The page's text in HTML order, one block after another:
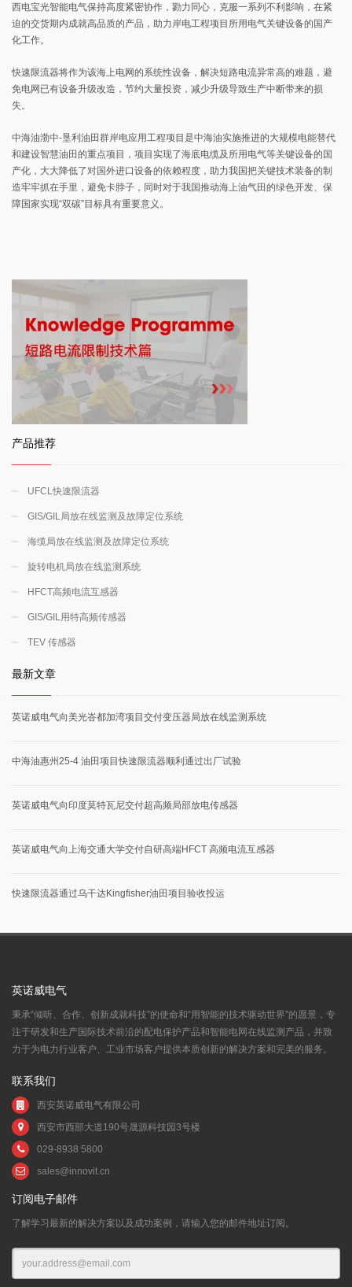
西电宝光智能电气保持高度紧密协作，勠力同心，克服一系列不利影响，在紧
迫的交货期内成就高品质的产品，助力岸电工程项目所用电气关键设备的国产
化工作。
快速限流器将作为该海上电网的系统性设备，解决短路电流异常高的难题，避
免电网已有设备升级改造，节约大量投资，减少升级导致生产中断带来的损
失。
中海油渤中-垦利油田群岸电应用工程项目是中海油实施推进的大规模电能替代
和建设智慧油田的重点项目，项目实现了海底电缆及所用电气等关键设备的国
产化，大大降低了对国外进口设备的依赖程度，助力我国把关键技术装备的制
造牢牢抓在手里，避免卡脖子，同时对于我国推动海上油气田的绿色开发、保
障国家实现“双碳”目标具有重要意义。
产品推荐
UFCL快速限流器
GIS/GIL局放在线监测及故障定位系统
海缆局放在线监测及故障定位系统
旋转电机局放在线监测系统
HFCT高频电流互感器
GIS/GIL用特高频传感器
TEV 传感器
最新文章
英诺威电气向美光峇都加湾项目交付变压器局放在线监测系统
中海油惠州25-4 油田项目快速限流器顺利通过出厂试验
英诺威电气向印度莫特瓦尼交付超高频局部放电传感器
英诺威电气向上海交通大学交付自研高端HFCT 高频电流互感器
快速限流器通过乌干达Kingfisher油田项目验收投运
英诺威电气
秉承“倾听、合作、创新成就科技”的使命和“用智能的技术驱动世界”的愿景，专
注于研发和生产国际技术前沿的配电保护产品和智能电网在线监测产品，并致
力于为电力行业客户、工业市场客户提供本质创新的解决方案和完美的服务。
联系我们
西安英诺威电气有限公司
西安市西部大道190号晟源科技园3号楼
029-8938 5800
sales@innovit.cn
订阅电子邮件
了解学习最新的解决方案以及成功案例，请输入您的邮件地址订阅。